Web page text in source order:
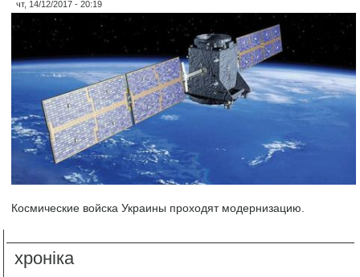
чт, 14/12/2017 - 20:19
Космические войска Украины проходят модернизацию.
хроніка